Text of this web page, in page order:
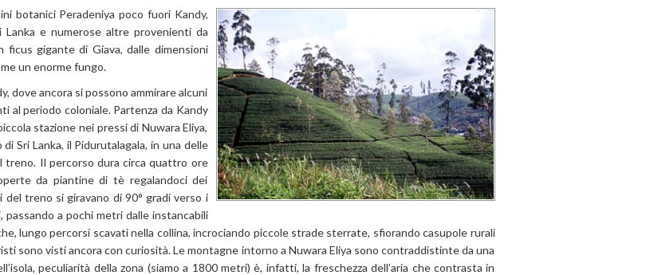
botanici Peradeniya poco fuori Kandy,
e numerose altre provenienti da
ficus gigante di Giava, dalle dimensioni
un enorme fungo.
dove ancora si possono ammirare alcuni
al periodo coloniale. Partenza da Kandy
stazione nei pressi di Nuwara Eliya,
Sri Lanka, il Pidurutalagala, in una delle
treno. Il percorso dura circa quattro ore
da piantine di tè regalandoci dei
del treno si giravano di 90° gradi verso i
a pochi metri dalle instancabili
lungo percorsi scavati nella collina, incrociando piccole strade sterrate, sfiorando casupole rurali
sono visti ancora con curiosità. Le montagne intorno a Nuwara Eliya sono contraddistinte da una
peculiarità della zona (siamo a 1800 metri) è, infatti, la freschezza dell’aria che contrasta in